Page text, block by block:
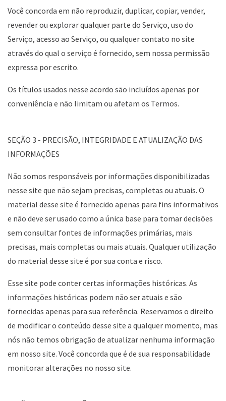
Você concorda em não reproduzir, duplicar, copiar, vender,
revender ou explorar qualquer parte do Serviço, uso do
Serviço, acesso ao Serviço, ou qualquer contato no site
através do qual o serviço é fornecido, sem nossa permissão
expressa por escrito.
Os títulos usados nesse acordo são incluídos apenas por
conveniência e não limitam ou afetam os Termos.
SEÇÃO 3 - PRECISÃO, INTEGRIDADE E ATUALIZAÇÃO DAS
INFORMAÇÕES
Não somos responsáveis por informações disponibilizadas
nesse site que não sejam precisas, completas ou atuais. O
material desse site é fornecido apenas para fins informativos
e não deve ser usado como a única base para tomar decisões
sem consultar fontes de informações primárias, mais
precisas, mais completas ou mais atuais. Qualquer utilização
do material desse site é por sua conta e risco.
Esse site pode conter certas informações históricas. As
informações históricas podem não ser atuais e são
fornecidas apenas para sua referência. Reservamos o direito
de modificar o conteúdo desse site a qualquer momento, mas
nós não temos obrigação de atualizar nenhuma informação
em nosso site. Você concorda que é de sua responsabilidade
monitorar alterações no nosso site.